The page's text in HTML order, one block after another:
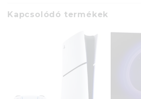
Kapcsolódó termékek